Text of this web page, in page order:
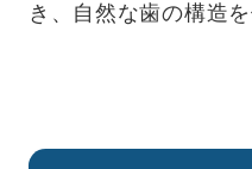
き、自然な歯の構造